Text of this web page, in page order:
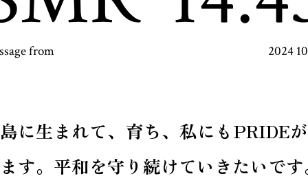
from 2024
に生まれて、育ち、私にもPRIDE
す。平和を守り続けていきたいで